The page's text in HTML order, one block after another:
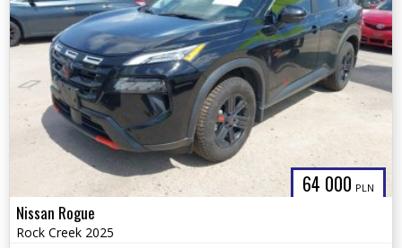
64 000 PLN
Nissan Rogue
Rock Creek 2025